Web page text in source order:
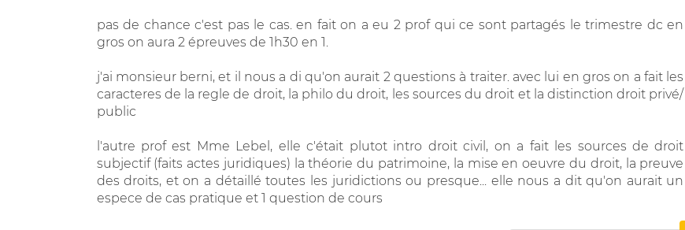
pas de chance c'est pas le cas. en fait on a eu 2 prof qui ce sont partagés le trimestre dc en
gros on aura 2 épreuves de 1h30 en 1.
j'ai monsieur berni, et il nous a di qu'on aurait 2 questions à traiter. avec lui en gros on a fait les
caracteres de la regle de droit, la philo du droit, les sources du droit et la distinction droit privé/
public
l'autre prof est Mme Lebel, elle c'était plutot intro droit civil, on a fait les sources de droit
subjectif (faits actes juridiques) la théorie du patrimoine, la mise en oeuvre du droit, la preuve
des droits, et on a détaillé toutes les juridictions ou presque... elle nous a dit qu'on aurait un
espece de cas pratique et 1 question de cours